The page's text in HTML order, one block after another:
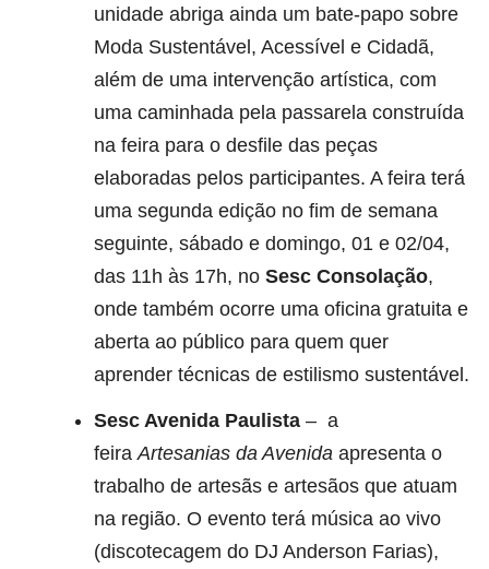
unidade abriga ainda um bate-papo sobre
Moda Sustentável, Acessível e Cidadã,
além de uma intervenção artística, com
uma caminhada pela passarela construída
na feira para o desfile das peças
elaboradas pelos participantes. A feira terá
uma segunda edição no fim de semana
seguinte, sábado e domingo, 01 e 02/04,
das 11h às 17h, no Sesc Consolação,
onde também ocorre uma oficina gratuita e
aberta ao público para quem quer
aprender técnicas de estilismo sustentável.
Sesc Avenida Paulista – a
feira Artesanias da Avenida apresenta o
trabalho de artesãs e artesãos que atuam
na região. O evento terá música ao vivo
(discotecagem do DJ Anderson Farias),